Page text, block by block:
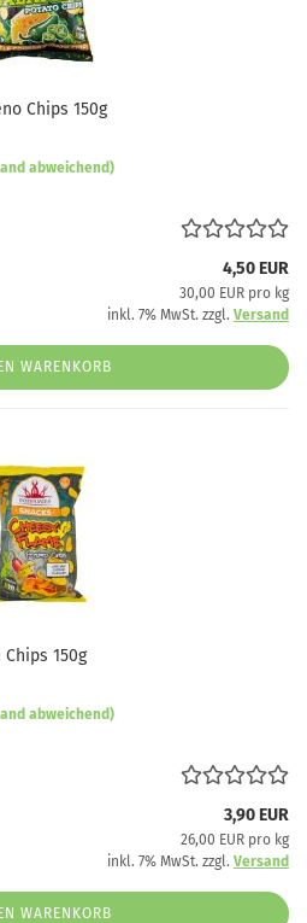
Chips 150g
abweichend)
4,50 EUR
30,00 EUR pro kg
inkl. 7% MwSt. zzgl. Versand
WARENKORB
150g
abweichend)
3,90 EUR
26,00 EUR pro kg
inkl. 7% MwSt. zzgl. Versand
WARENKORB